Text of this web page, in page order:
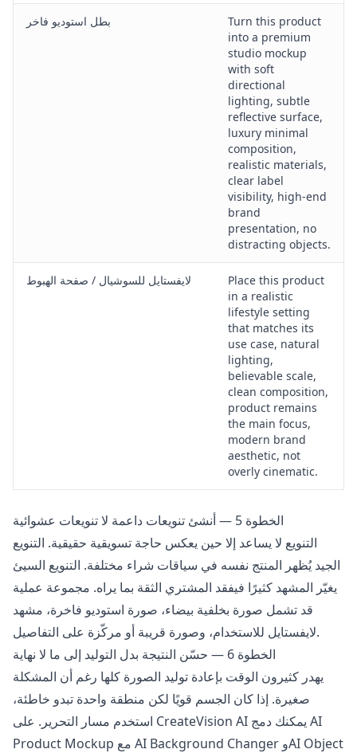
بطل استوديو فاخر
Turn this product
into a premium
studio mockup
with soft
directional
lighting, subtle
reflective surface,
luxury minimal
composition,
realistic materials,
clear label
visibility, high-end
brand
presentation, no
distracting objects.
لايفستايل للسوشيال / صفحة الهبوط
Place this product
in a realistic
lifestyle setting
that matches its
use case, natural
lighting,
believable scale,
clean composition,
product remains
the main focus,
modern brand
aesthetic, not
overly cinematic.
الخطوة 5 — أنشئ تنويعات داعمة لا تنويعات عشوائية
التنويع لا يساعد إلا حين يعكس حاجة تسويقية حقيقية. التنويع
الجيد يُظهر المنتج نفسه في سياقات شراء مختلفة. التنويع السيئ
يغيّر المشهد كثيرًا فيفقد المشتري الثقة بما يراه. مجموعة عملية
قد تشمل صورة بخلفية بيضاء، صورة استوديو فاخرة، مشهد
لايفستايل للاستخدام، وصورة قريبة أو مركّزة على التفاصيل.
الخطوة 6 — حسّن النتيجة بدل التوليد إلى ما لا نهاية
يهدر كثيرون الوقت بإعادة توليد الصورة كلها رغم أن المشكلة
صغيرة. إذا كان الجسم قويًا لكن منطقة واحدة تبدو خاطئة،
استخدم مسار التحرير. على CreateVision AI يمكنك دمج AI
AI Background Changer